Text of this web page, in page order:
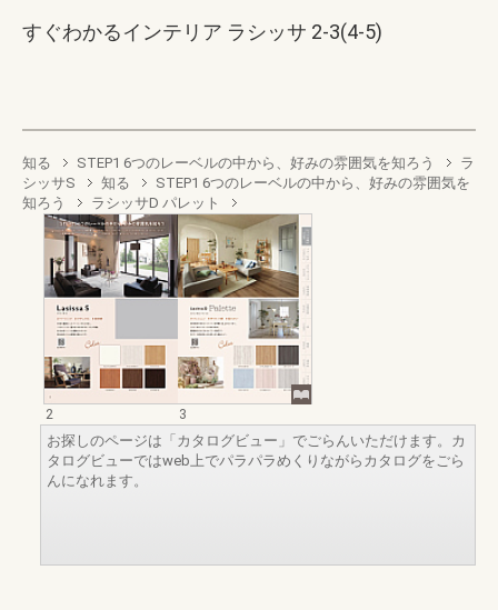
すぐわかるインテリア ラシッサ 2-3(4-5)
知る STEP1 6つのレーベルの中から、好みの雰囲気を知ろう
ラ
シッサS
知る
STEP1 6つのレーベルの中から、好みの雰囲気を
知ろう
ラシッサD パレット
2
3
お探しのページは「カタログビュー」でごらんいただけます。カ
タログビューではweb上でパラパラめくりながらカタログをごら
んになれます。